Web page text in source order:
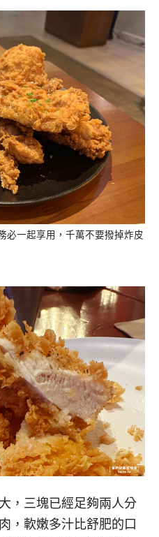
必一起享用，千萬不要撥掉炸皮
，三塊已經足夠兩人分
，軟嫩多汁比舒肥的口